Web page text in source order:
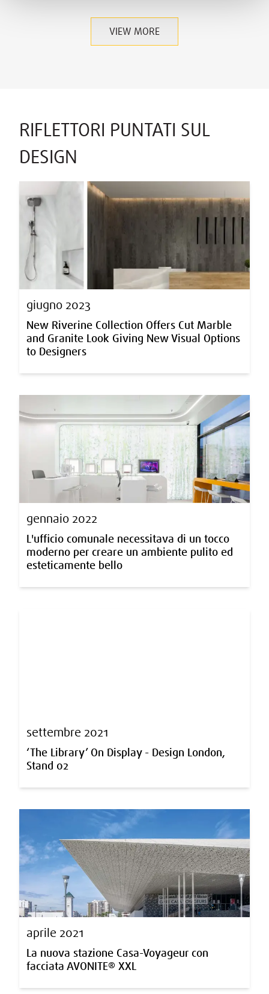
VIEW MORE
RIFLETTORI PUNTATI SUL
DESIGN
giugno 2023
New Riverine Collection Offers Cut Marble
and Granite Look Giving New Visual Options
to Designers
gennaio 2022
L'ufficio comunale necessitava di un tocco
moderno per creare un ambiente pulito ed
esteticamente bello
settembre 2021
‘The Library’ On Display - Design London,
Stand 02
aprile 2021
La nuova stazione Casa-Voyageur con
facciata AVONITE® XXL